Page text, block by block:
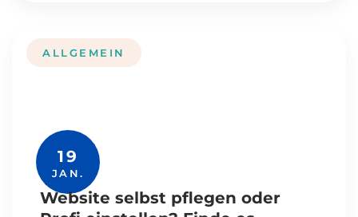
19
JAN.
ALLGEMEIN
Website selbst pflegen oder